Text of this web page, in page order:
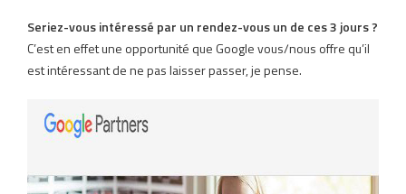
Seriez-vous intéressé par un rendez-vous un de ces 3 jours ?
C’est en effet une opportunité que Google vous/nous offre qu’il
est intéressant de ne pas laisser passer, je pense.